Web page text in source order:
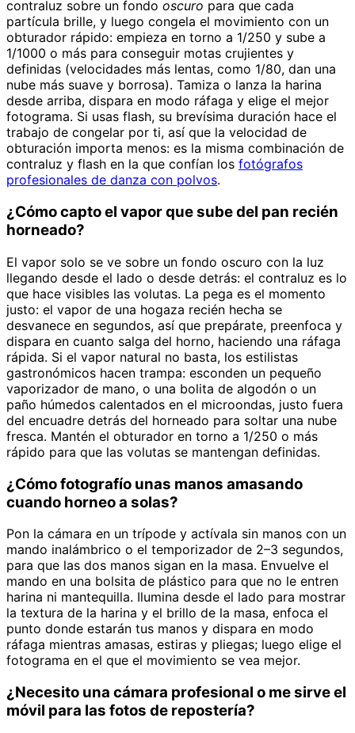
contraluz sobre un fondo oscuro para que cada
partícula brille, y luego congela el movimiento con un
obturador rápido: empieza en torno a 1/250 y sube a
1/1000 o más para conseguir motas crujientes y
definidas (velocidades más lentas, como 1/80, dan una
nube más suave y borrosa). Tamiza o lanza la harina
desde arriba, dispara en modo ráfaga y elige el mejor
fotograma. Si usas flash, su brevísima duración hace el
trabajo de congelar por ti, así que la velocidad de
obturación importa menos: es la misma combinación de
contraluz y flash en la que confían los fotógrafos
profesionales de danza con polvos.
¿Cómo capto el vapor que sube del pan recién
horneado?
El vapor solo se ve sobre un fondo oscuro con la luz
llegando desde el lado o desde detrás: el contraluz es lo
que hace visibles las volutas. La pega es el momento
justo: el vapor de una hogaza recién hecha se
desvanece en segundos, así que prepárate, preenfoca y
dispara en cuanto salga del horno, haciendo una ráfaga
rápida. Si el vapor natural no basta, los estilistas
gastronómicos hacen trampa: esconden un pequeño
vaporizador de mano, o una bolita de algodón o un
paño húmedos calentados en el microondas, justo fuera
del encuadre detrás del horneado para soltar una nube
fresca. Mantén el obturador en torno a 1/250 o más
rápido para que las volutas se mantengan definidas.
¿Cómo fotografío unas manos amasando
cuando horneo a solas?
Pon la cámara en un trípode y actívala sin manos con un
mando inalámbrico o el temporizador de 2–3 segundos,
para que las dos manos sigan en la masa. Envuelve el
mando en una bolsita de plástico para que no le entren
harina ni mantequilla. Ilumina desde el lado para mostrar
la textura de la harina y el brillo de la masa, enfoca el
punto donde estarán tus manos y dispara en modo
ráfaga mientras amasas, estiras y pliegas; luego elige el
fotograma en el que el movimiento se vea mejor.
¿Necesito una cámara profesional o me sirve el
móvil para las fotos de repostería?